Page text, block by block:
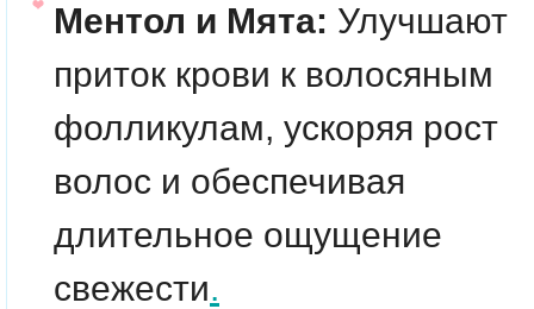
Ментол и Мята: Улучшают
приток крови к волосяным
фолликулам, ускоряя рост
волос и обеспечивая
длительное ощущение
свежести.